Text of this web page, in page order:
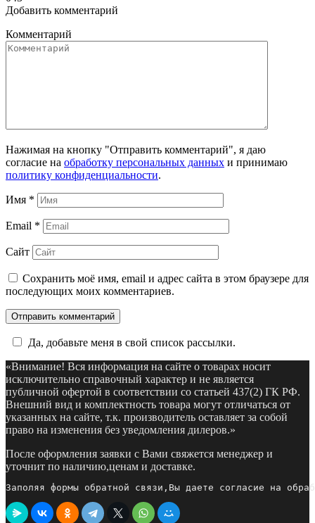
Добавить комментарий
Комментарий
Нажимая на кнопку "Отправить комментарий", я даю
согласие на обработку персональных данных и принимаю
политику конфиденциальности.
Имя *
Email *
Сайт
Сохранить моё имя, email и адрес сайта в этом браузере для
последующих моих комментариев.
Да, добавьте меня в свой список рассылки.
«Внимание! Вся информация на сайте о товарах носит
исключительно справочный характер и не является
публичной офертой в соответствии со статьей 437(2) ГК РФ.
Внешний вид и комплектность товара могут отличаться от
указанных на сайте, т.к. производитель оставляет за собой
право на изменения без уведомления дилеров.»
После оформления заявки с Вами свяжется менеджер и
уточнит по наличию,ценам и доставке.
Заполяя формы обратной связи,Вы даете согласие на